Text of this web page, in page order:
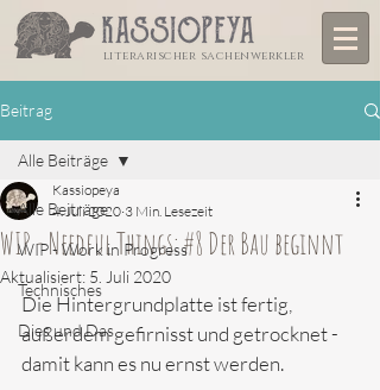
literarischer sachenwerkler
Beitrag
Alle Beiträge
WIP - Work in Progress
Technisches
Dies und Das
Alle Beiträge
WIP - Needful Things: #8 Der Bau beginnt
Kassiopeya
4. Juli 2020 3 Min. Lesezeit
Aktualisiert: 5. Juli 2020
Die Hintergrundplatte ist fertig,
außerdem gefirnisst und getrocknet -
damit kann es nu ernst werden.